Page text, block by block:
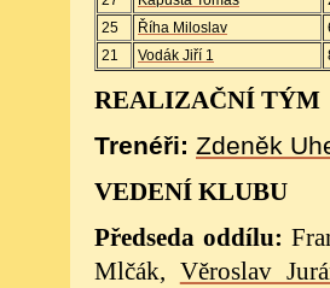
25
Říha Miloslav
21
Vodák Jiří 1
REALIZAČNÍ TÝM
Trenéři: Zdeněk
VEDENÍ KLUBU
Předseda oddílu:
Mlčák, Věroslav